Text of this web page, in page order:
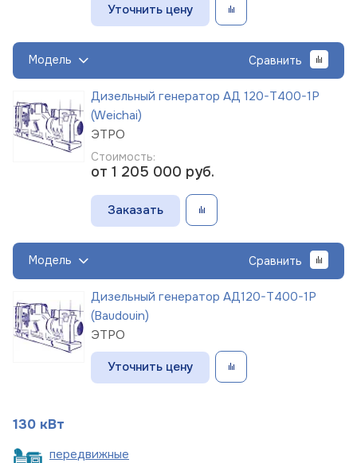
Уточнить цену
Модель Сравнить
Дизельный генератор АД 120-Т400-1Р
(Weichai)
ЭТРО
Стоимость:
от 1 205 000 руб.
Заказать
Модель Сравнить
Дизельный генератор АД120-Т400-1Р
(Baudouin)
ЭТРО
Уточнить цену
130 кВт
передвижные